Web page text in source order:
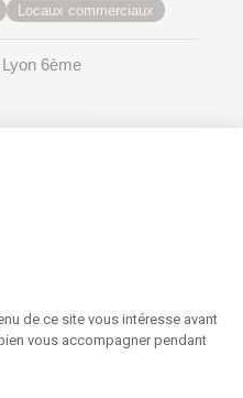
de ce site vous intéresse avant
vous accompagner pendant
Locaux commerciaux
6ème